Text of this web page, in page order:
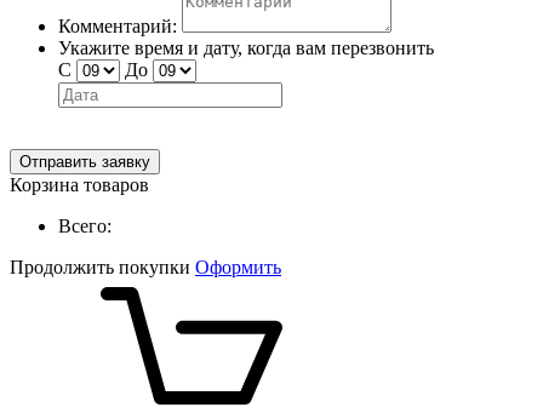
Комментарий:
Укажите время и дату, когда вам перезвонить
С
До
Отправить заявку
Корзина товаров
Всего:
Продолжить покупки Оформить